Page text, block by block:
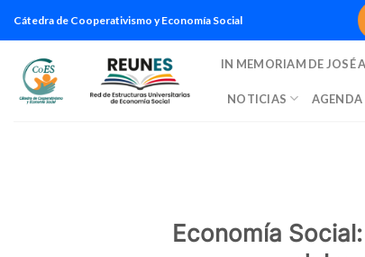
contenido
Cátedra de Cooperativismo y Economía Social
IN MEMORIAM DE JOSÉ
NOTICIAS AGENDA
Economía